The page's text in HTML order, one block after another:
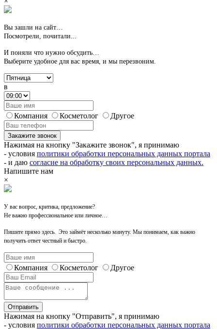
Вы зашли на сайт…
Посмотрели, почитали...
И поняли что нужно обсудить…
Выберите удобное для вас время, и мы перезвоним.
в
Компания Косметолог Другое
Закажите звонок
Нажимая на кнопку "Закажите звонок", я принимаю
- условия политики обработки персональных данных портала
- и даю согласие на обработку своих персональных данных.
Напишите нам
×
У вас вопрос, критика, предложение?
Не важно профессиональное или личное…
Пишите прямо здесь. Это займёт несколько минуту. Мы понимаем, как важно
получить ответ честный и быстро.
Компания Косметолог Другое
Отправить
Нажимая на кнопку "Отправить", я принимаю
- условия политики обработки персональных данных портала